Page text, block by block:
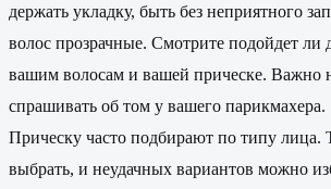
держать укладку, быть без неприятного
волос прозрачные. Смотрите подойдет ли
вашим волосам и вашей прическе. Важно
спрашивать об том у вашего парикмахера.
Прическу часто подбирают по типу лица.
выбрать, и неудачных вариантов можно